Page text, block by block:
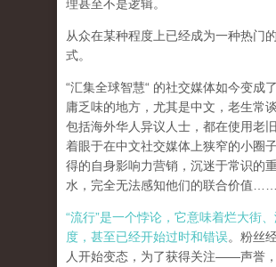
理甚至不是逻辑。
从众在某种程度上已经成为一种热门
式。
“汇集全球智慧“ 的社交媒体如今变成
庸乏味的地方，尤其是中文，老生常
包括海外华人异议人士，都在使用老旧
着眼于在中文社交媒体上狭窄的小圈
得的自身影响力营销，沉迷于常识的
水，完全无法感知他们的联合价值……
“流行”是一个悖论，它意味着烂大街
度，甚至已经开始过时和错误。粉丝
人开始变态，为了获得关注——声誉